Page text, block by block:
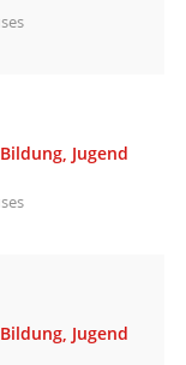
Jugend
Jugend